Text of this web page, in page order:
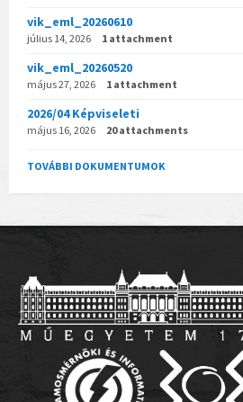
vik_eml_20260610
július 14, 2026 1 attachment
vik_eml_20260520
május 27, 2026 1 attachment
2026/04 Képviseleti
május 16, 2026 20 attachments
TOVÁBBI DOKUMENTUMOK